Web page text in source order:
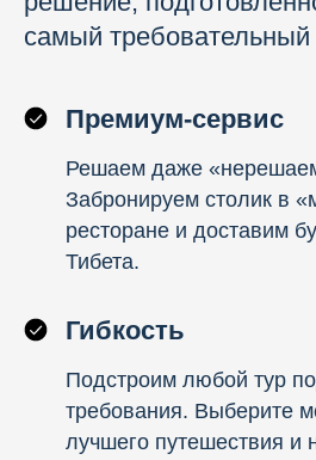
самый требовательный
Премиум-сервис
Решаем даже
Забронируем столик в
ресторане и доставим
Тибета.
Гибкость
Подстроим любой тур
требования. Выберите
лучшего путешествия